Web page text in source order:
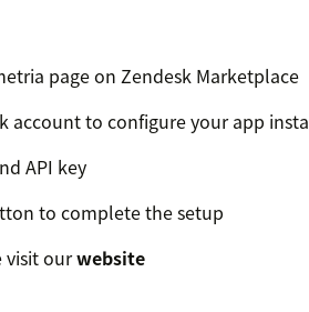
page on Zendesk Marketplace
account to configure your app
API key
to complete the setup
visit ourwebsite